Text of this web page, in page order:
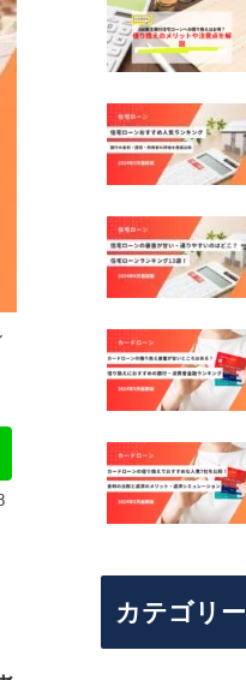
カテゴリー